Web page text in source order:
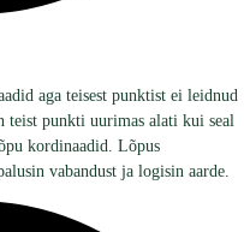
aga teisest punktist ei leidnud
teist punkti uurimas alati kui seal
kordinaadid. Lõpus
vabandust ja logisin aarde.